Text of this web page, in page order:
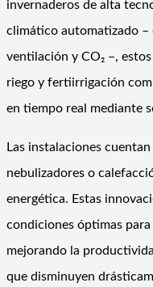
invernaderos de alta
climático automatizado –
ventilación y CO₂ –,
riego y fertiirrigación
en tiempo real mediante
Las instalaciones
nebulizadores o
energética. Estas
condiciones óptimas
mejorando la
que disminuyen